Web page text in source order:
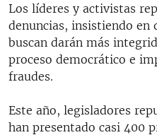
Los líderes y activistas
denuncias, insistiendo en
buscan darán más
proceso democrático e
fraudes.
Este año, legisladores
han presentado casi 400